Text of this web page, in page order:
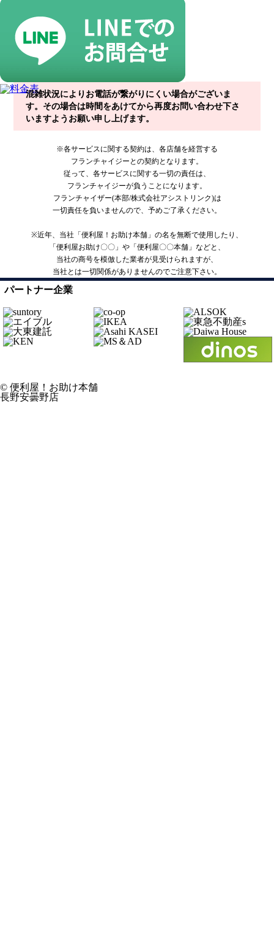
混雑状況によりお電話が繋がりにくい場合がございま
す。その場合は時間をあけてから再度お問い合わせ下さ
いますようお願い申し上げます。
※各サービスに関する契約は、各店舗を経営する
フランチャイジーとの契約となります。
従って、各サービスに関する一切の責任は、
フランチャイジーが負うことになります。
フランチャイザー(本部/株式会社アシストリンク)は
一切責任を負いませんので、予めご了承ください。
※近年、当社「便利屋！お助け本舗」の名を無断で使用したり、
「便利屋お助け〇〇」や「便利屋〇〇本舗」などと、
当社の商号を模倣した業者が見受けられますが、
当社とは一切関係がありませんのでご注意下さい。
パートナー企業
© 便利屋！お助け本舗
長野安曇野店